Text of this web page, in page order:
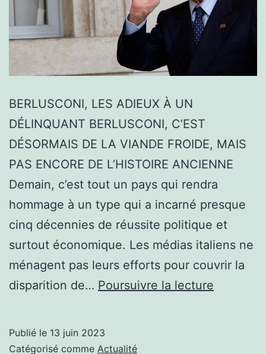
BERLUSCONI, LES ADIEUX À UN
DÉLINQUANT BERLUSCONI, C’EST
DÉSORMAIS DE LA VIANDE FROIDE, MAIS
PAS ENCORE DE L’HISTOIRE ANCIENNE
Demain, c’est tout un pays qui rendra
hommage à un type qui a incarné presque
cinq décennies de réussite politique et
surtout économique. Les médias italiens ne
ménagent pas leurs efforts pour couvrir la
disparition de… Poursuivre la lecture
Publié le 13 juin 2023
Catégorisé comme Actualité